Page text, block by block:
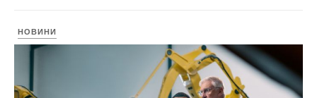
НОВИНИ